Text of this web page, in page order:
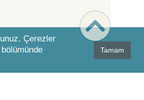
Çerezler
bölümünde
Tamam